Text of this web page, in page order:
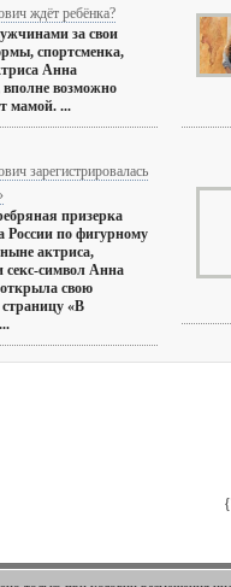
ждёт ребёнка?
за свои
спортсменка,
Анна
возможно
мамой. ...
зарегистрировалась
призерка
России по фигурному
актриса,
секс-символ Анна
свою
«В